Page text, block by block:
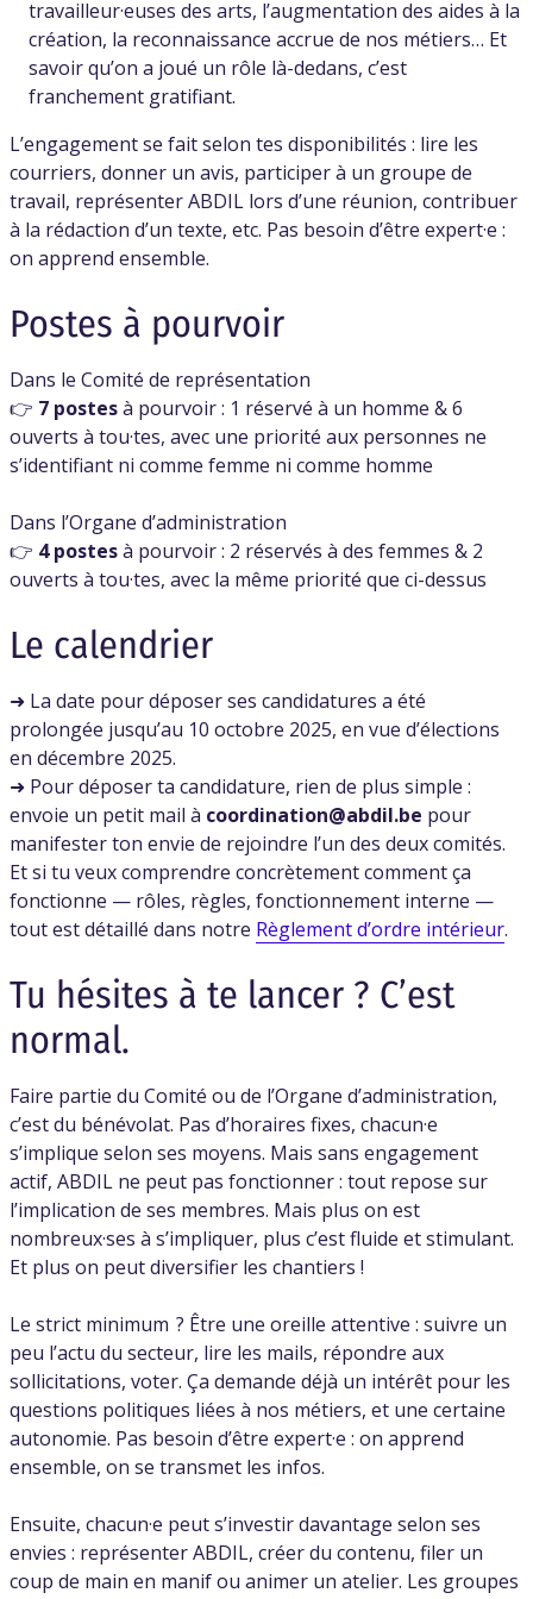
travailleur·euses des arts, l’augmentation des aides à la
création, la reconnaissance accrue de nos métiers… Et
savoir qu’on a joué un rôle là-dedans, c’est
franchement gratifiant.
L’engagement se fait selon tes disponibilités : lire les
courriers, donner un avis, participer à un groupe de
travail, représenter ABDIL lors d’une réunion, contribuer
à la rédaction d’un texte, etc. Pas besoin d’être expert·e :
on apprend ensemble.
Postes à pourvoir
Dans le Comité de représentation
👉 7 postesà pourvoir : 1 réservé à un homme & 6
ouverts à tou·tes, avec une priorité aux personnes ne
s’identifiant ni comme femme ni comme homme
Dans l’Organe d’administration
👉 4 postesà pourvoir : 2 réservés à des femmes & 2
ouverts à tou·tes, avec la même priorité que ci-dessus
Le calendrier
➜ La date pour déposer ses candidatures a été
prolongée jusqu’au 10 octobre 2025, en vue d’élections
en décembre 2025.
➜ Pour déposer ta candidature, rien de plus simple :
envoie un petit mail à coordination@abdil.be pour
manifester ton envie de rejoindre l’un des deux comités.
Et si tu veux comprendre concrètement comment ça
fonctionne — rôles, règles, fonctionnement interne —
tout est détaillé dans notre Règlement d’ordre intérieur.
Tu hésites à te lancer ? C’est
normal.
Faire partie du Comité ou de l’Organe d’administration,
c’est du bénévolat. Pas d’horaires fixes, chacun·e
s’implique selon ses moyens. Mais sans engagement
actif, ABDIL ne peut pas fonctionner : tout repose sur
l’implication de ses membres. Mais plus on est
nombreux·ses à s’impliquer, plus c’est fluide et stimulant.
Et plus on peut diversifier les chantiers !
Le strict minimum ? Être une oreille attentive : suivre un
peu l’actu du secteur, lire les mails, répondre aux
sollicitations, voter. Ça demande déjà un intérêt pour les
questions politiques liées à nos métiers, et une certaine
autonomie. Pas besoin d’être expert·e : on apprend
ensemble, on se transmet les infos.
Ensuite, chacun·e peut s’investir davantage selon ses
envies : représenter ABDIL, créer du contenu, filer un
coup de main en manif ou animer un atelier. Les groupes